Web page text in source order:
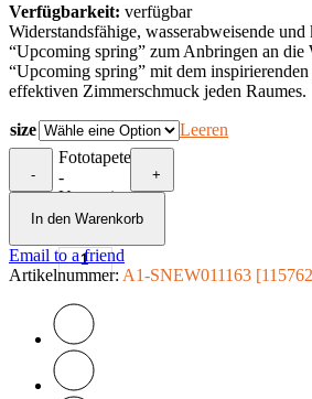
Verfügbarkeit: verfügbar
Widerstandsfähige, wasserabweisende
“Upcoming spring” zum Anbringen an die
“Upcoming spring” mit dem
effektiven Zimmerschmuck jeden Raumes.
size Leeren
-
Fototapete
-
Upcoming
spring
+
In den Warenkorb
Email to a friend
Artikelnummer: A1-SNEW011163